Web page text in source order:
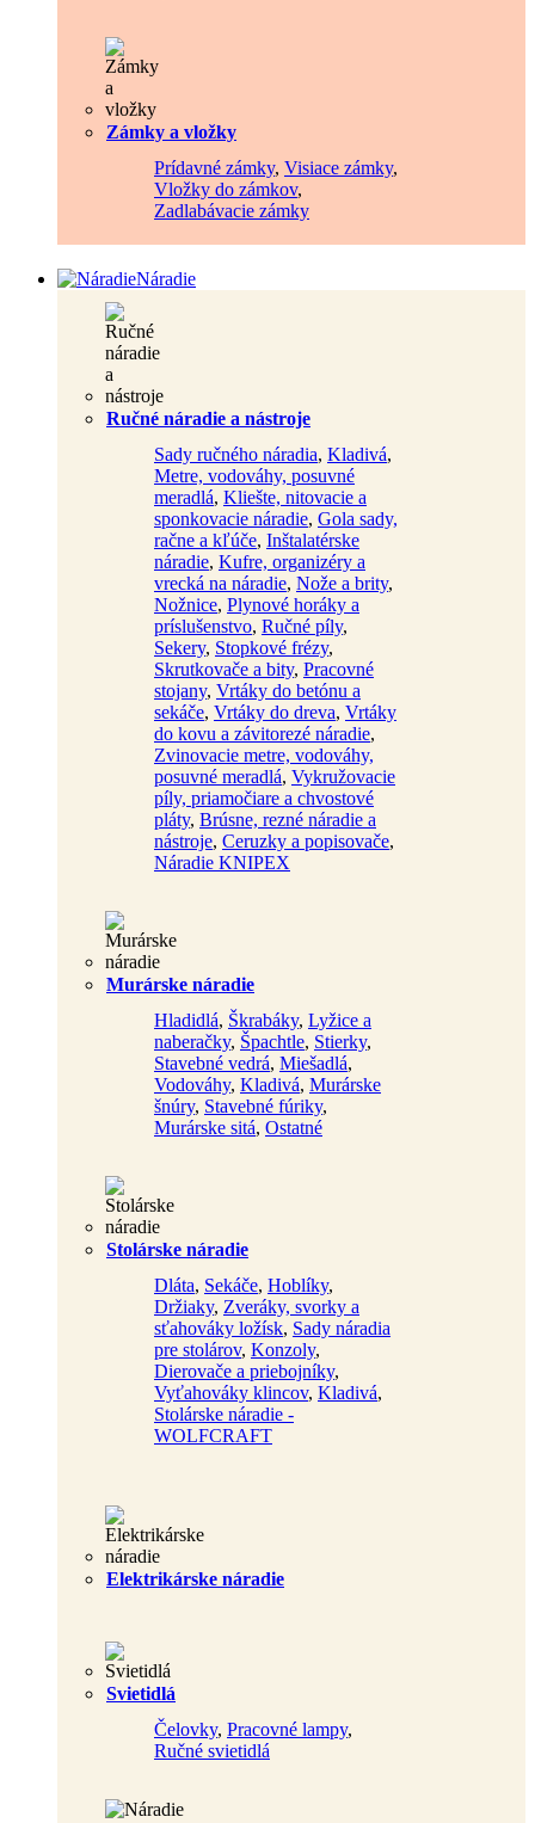
Zámky a vložky
Prídavné zámky, Visiace zámky,
Vložky do zámkov,
Zadlabávacie zámky
Náradie
Ručné náradie a nástroje
Sady ručného náradia, Kladivá,
Metre, vodováhy, posuvné
meradlá, Kliešte, nitovacie a
sponkovacie náradie, Gola sady,
račne a kľúče, Inštalatérske
náradie, Kufre, organizéry a
vrecká na náradie, Nože a brity,
Nožnice, Plynové horáky a
príslušenstvo, Ručné píly,
Sekery, Stopkové frézy,
Skrutkovače a bity, Pracovné
stojany, Vrtáky do betónu a
sekáče, Vrtáky do dreva, Vrtáky
do kovu a závitorezé náradie,
Zvinovacie metre, vodováhy,
posuvné meradlá, Vykružovacie
píly, priamočiare a chvostové
pláty, Brúsne, rezné náradie a
nástroje, Ceruzky a popisovače,
Náradie KNIPEX
Murárske náradie
Hladidlá, Škrabáky, Lyžice a
naberačky, Špachtle, Stierky,
Stavebné vedrá, Miešadlá,
Vodováhy, Kladivá, Murárske
šnúry, Stavebné fúriky,
Murárske sitá, Ostatné
Stolárske náradie
Dláta, Sekáče, Hoblíky,
Držiaky, Zveráky, svorky a
sťahováky ložísk, Sady náradia
pre stolárov, Konzoly,
Dierovače a priebojníky,
Vyťahováky klincov, Kladivá,
Stolárske náradie -
WOLFCRAFT
Elektrikárske náradie
Svietidlá
Čelovky, Pracovné lampy,
Ručné svietidlá